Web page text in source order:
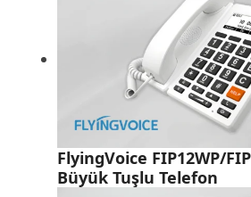
FlyingVoice FIP12WP/
Büyük Tuşlu Telefon